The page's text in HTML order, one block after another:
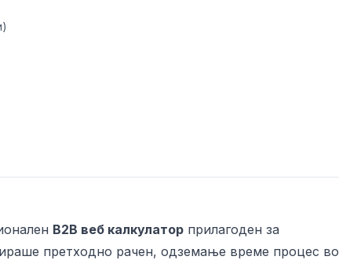
B2B веб калкулатор прилагоден за
претходно рачен, одземање време процес во